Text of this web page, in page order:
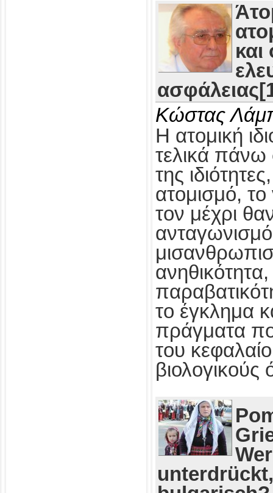
Κώστας
Η ατομική
τελικά πάνω
της
ατομισμό,
τον μέχρι
ανηθικότητα,
το έγκλημα
πράγματα
του
βιολογικούς